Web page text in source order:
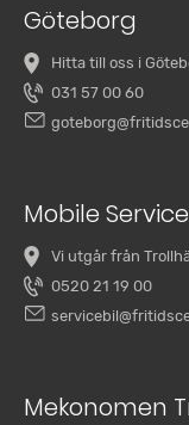
Göteborg
Hitta till oss i
031 57 00 60
Mobile Service
Vi utgår från
0520 21 19 00
Mekonomen